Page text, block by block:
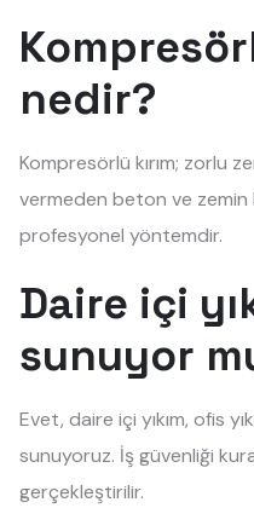
nedir?
Kompresörlü kırım; zorlu
vermeden beton ve zemin
profesyonel yöntemdir.
Daire içi
sunuyor
Evet, daire içi yıkım, ofis
sunuyoruz. İş güvenliği
gerçekleştirilir.